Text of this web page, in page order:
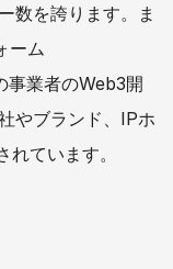
数を誇ります。ま
ーム
事業者のWeb3開
やブランド、IPホ
ています。